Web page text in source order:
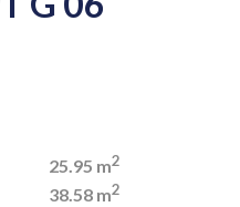
25.95 m2
38.58 m2